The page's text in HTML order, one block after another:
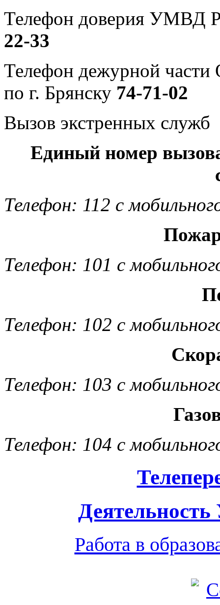
Телефон доверия УМВД
22-33
Телефон дежурной
по г. Брянску 74-71-02
Вызов экстренных служб
Единый номер
Телефон: 112 с
Телефон: 101 с
Телефон: 102 с
Телефон: 103 с
Телефон: 104 с
Работа в